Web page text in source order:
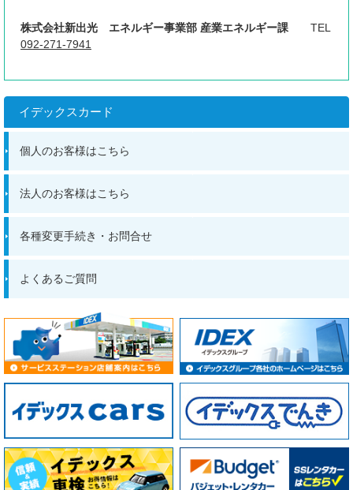
株式会社新出光 エネルギー事業部 産業エネルギー課 TEL
092-271-7941
イデックスカード
個人のお客様はこちら
法人のお客様はこちら
各種変更手続き・お問合せ
よくあるご質問